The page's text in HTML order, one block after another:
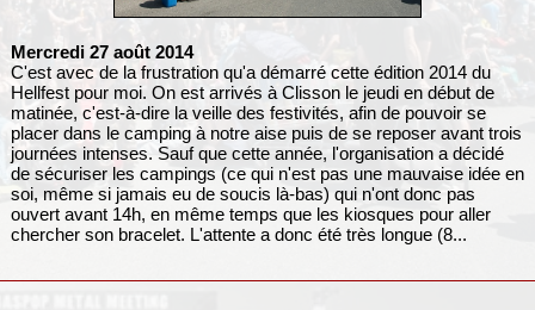
Mercredi 27 août 2014
C'est avec de la frustration qu'a démarré cette édition 2014 du
Hellfest pour moi. On est arrivés à Clisson le jeudi en début de
matinée, c'est-à-dire la veille des festivités, afin de pouvoir se
placer dans le camping à notre aise puis de se reposer avant trois
journées intenses. Sauf que cette année, l'organisation a décidé
de sécuriser les campings (ce qui n'est pas une mauvaise idée en
soi, même si jamais eu de soucis là-bas) qui n'ont donc pas
ouvert avant 14h, en même temps que les kiosques pour aller
chercher son bracelet. L'attente a donc été très longue (8...